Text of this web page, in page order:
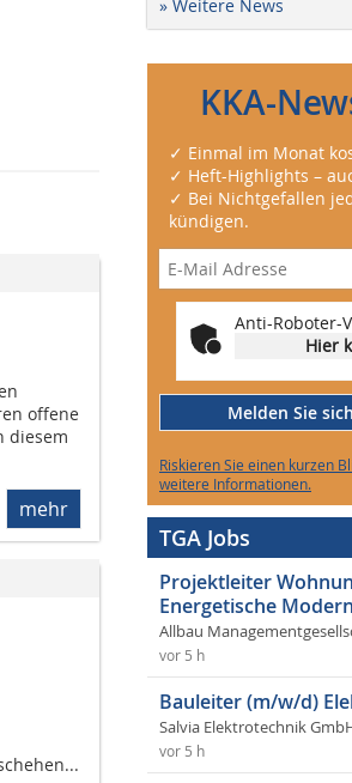
offene
diesem
mehr
» Weitere News
KKA-
✓ Einmal im Monat
✓ Heft-Highlights –
✓ Bei Nichtgefallen
kündigen.
Anti-Roboter-
Hier
Melden Sie
Riskieren Sie einen kurzen
weitere Informationen.
TGA Jobs
Projektleiter
Energetische
Allbau
vor 5 h
Bauleiter (m/w/d)
Salvia Elektrotechnik
vor 5 h